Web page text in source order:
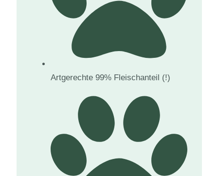
Artgerechte 99% Fleischanteil (!)